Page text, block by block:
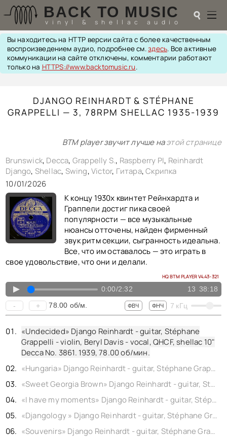
BACK TO MUSIC
vinyl & shellac audio ☌
☌
UPGRADES
PIEZO
HI-FI PLAYERS
TESTS
ПЕРСОНАЛИИ
LOL
ССЫЛКИ
О САЙТЕ
КОНТАКТЫ
BACK TO PHOTO
Вы находитесь на HTTP версии сайта с более качественным
воспроизведением аудио, подробнее см.здесь. Все активные
коммуникации на сайте отключены, комментарии работают
только на HTTPS://www.backtomusic.ru.
DJANGO REINHARDT & STÉPHANE
GRAPPELLI — 3, 78RPM SHELLAC 1935-1939
BTM player звучит лучше наэтой странице
Brunswick, Decca, Grappelly S., Raspberry PI, Reinhardt
Django, Shellac, Swing,Victor, Гитара,Скрипка
10/01/2026
К концу 1930х квинтет Рейнхардта и
Граппели достиг пика своей
популярности — все музыкальные
нюансы отточены, найден фирменный
звук ритм секции, сыгранность идеальна.
Все, что им оставалось — это играть в
свое удовольствие, что они и делали.
HQ BTM PLAYER V4.43-321
▲ 0:00/2:32 13 38:18
- + 78.00 об/м. ФВЧ ФНЧ 7 кГц
«Undecided» Django Reinhardt - guitar, Stéphane
Grappelli - violin, Beryl Davis - vocal, QHCF, shellac 10"
Decca No. 3861. 1939,78.00об/мин.
«Hungaria» Django Reinhardt - guitar, Stéphane Grappelli - violin, QHCF, shellac 10" Decca No. 4967. 1939,
«Sweet Georgia Brown» Django Reinhardt - guitar, Stéphane Grappelli - violin, QHCF, shellac 10" Brunswick No. DTB 3524. (rec. London) 1938,
«I have my moments» Django Reinhardt - guitar, Stéphane Grappelli - violin, QHCF, shellac 10" Ultraphone No. 77538. 1935,
«Djangology » Django Reinhardt - guitar, Stéphane Grappelli - violin, QHCF, shellac 10" Ultraphone No. 77540. 1935,
«Souvenirs» Django Reinhardt - guitar, Stéphane Grappelli - violin, QHCF, shellac 10" Ultraphone No. 77540. 1938,